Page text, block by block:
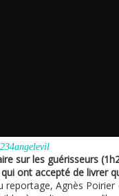
sur les guérisseurs
ont accepté de livrer
reportage, Agnès